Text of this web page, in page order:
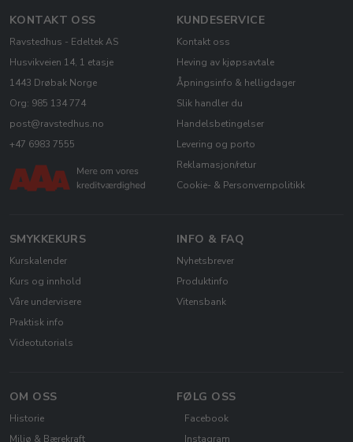
KONTAKT OSS
Ravstedhus - Edeltek AS
Husvikveien 14, 1 etasje
1443 Drøbak Norge
Org: 985 134 774
post@ravstedhus.no
+47 6983 7555
KUNDESERVICE
Kontakt oss
Heving av kjøpsavtale
Åpningsinfo & helligdager
Slik handler du
Handelsbetingelser
Levering og porto
Reklamasjon/retur
Cookie- & Personvernpolitikk
SMYKKEKURS
Kurskalender
Kurs og innhold
Våre undervisere
Praktisk info
Videotutorials
INFO & FAQ
Nyhetsbrever
Produktinfo
Vitensbank
OM OSS
Historie
Miljø & Bærekraft
FØLG OSS
Facebook
Instagram